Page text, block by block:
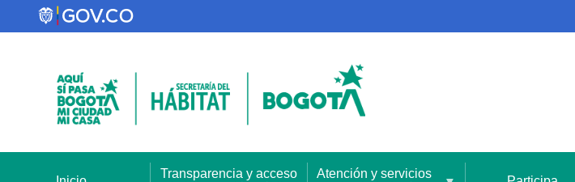
al
Transparencia y acceso
Atención y servicios